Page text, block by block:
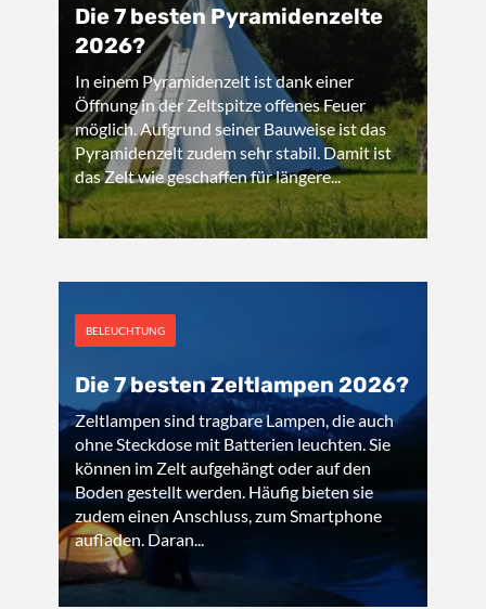
Die 7 besten Pyramidenzelte
2026?
In einem Pyramidenzelt ist dank einer
Öffnung in der Zeltspitze offenes Feuer
möglich. Aufgrund seiner Bauweise ist das
Pyramidenzelt zudem sehr stabil. Damit ist
das Zelt wie geschaffen für längere...
BELEUCHTUNG
Die 7 besten Zeltlampen 2026?
Zeltlampen sind tragbare Lampen, die auch
ohne Steckdose mit Batterien leuchten. Sie
können im Zelt aufgehängt oder auf den
Boden gestellt werden. Häufig bieten sie
zudem einen Anschluss, zum Smartphone
aufladen. Daran...